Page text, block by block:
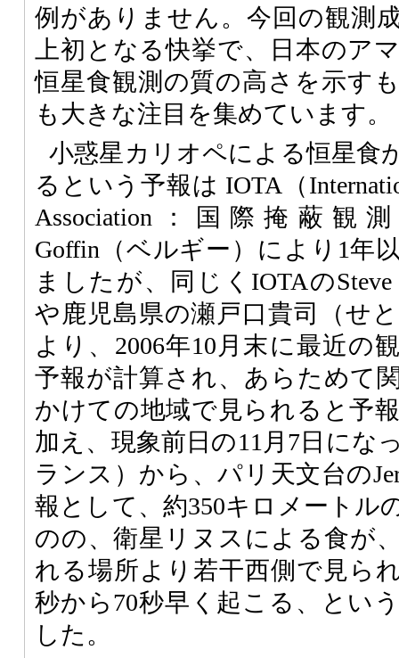
例がありません。今回の観測
上初となる快挙で、日本のア
恒星食観測の質の高さを示す
も大きな注目を集めています。
小惑星カリオペによる恒星食
るという予報は IOTA（
Association：国際掩蔽観
Goffin（ベルギー）により1年
ましたが、同じくIOTAの
や鹿児島県の瀬戸口貴司（せ
より、2006年10月末に最近の
予報が計算され、あらためて
かけての地域で見られると予
加え、現象前日の11月7日にな
ランス）から、パリ天文台の
報として、約350キロメートル
のの、衛星リヌスによる食が
れる場所より若干西側で見ら
秒から70秒早く起こる、とい
した。